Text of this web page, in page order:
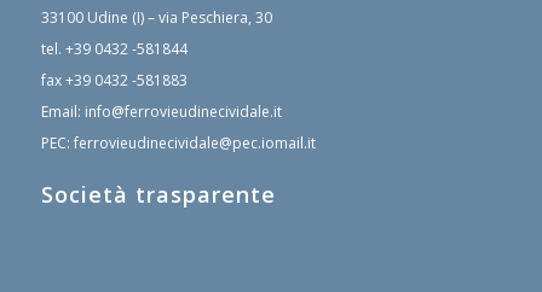
33100 Udine (I) – via Peschiera, 30
tel. +39 0432 -581844
fax+39 0432 -581883
Email: info@ferrovieudinecividale.it
PEC: ferrovieudinecividale@pec.iomail.it
Società trasparente